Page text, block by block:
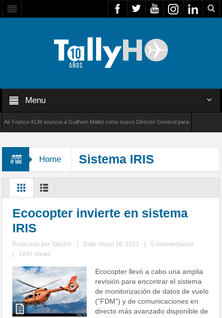
Menu
KLM anuncia a Guilhem Mallet como nuevo Director General para América Latina
Home Sistema IRIS
Ecocopter invierte en sistema
IRIS
Publicado porTallyHo Date: mayo 19, 2021
0 commentarios
1697 Views
Ecocopter llevó a cabo una amplia
revisión para encontrar el sistema
de monitorización de datos de vuelo
("FDM") y de comunicaciones en
directo más avanzado disponible de